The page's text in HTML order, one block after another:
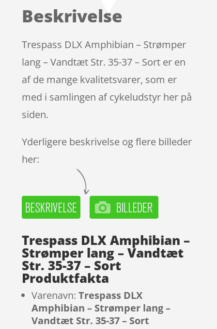
Beskrivelse
Trespass DLX Amphibian – Strømper
lang – Vandtæt Str. 35-37 – Sort er en
af de mange kvalitetsvarer, som er
med i samlingen af cykeludstyr her på
siden.
Yderligere beskrivelse og flere billeder
her:
Trespass DLX Amphibian –
Strømper lang – Vandtæt
Str. 35-37 – Sort
Produktfakta
Varenavn: Trespass DLX
Amphibian – Strømper lang –
Vandtæt Str. 35-37 – Sort